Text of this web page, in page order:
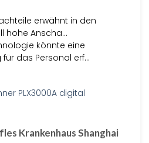
erwähnt in den
hohe Anscha…
könnte eine
das Personal erf…
Krankenhaus Shanghai